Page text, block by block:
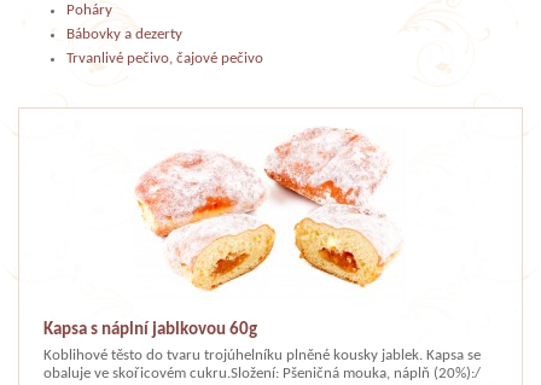
Poháry
Bábovky a dezerty
Trvanlivé pečivo, čajové pečivo
Kapsa s náplní jablkovou 60g
Koblihové těsto do tvaru trojúhelníku plněné kousky jablek. Kapsa se
obaluje ve skořicovém cukru.Složení: Pšeničná mouka, náplň (20%):/